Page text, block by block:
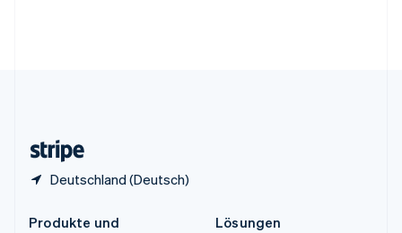
Deutschland (Deutsch)
Produkte und
Lösungen